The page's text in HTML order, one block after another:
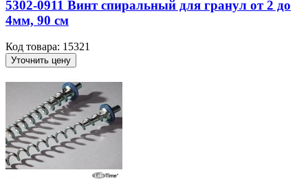
5302-0911 Винт спиральный для гранул от 2 до
4мм, 90 см
Код товара: 15321
Уточнить цену